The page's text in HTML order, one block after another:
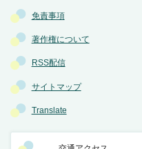
免責事項
著作権について
RSS配信
サイトマップ
Translate